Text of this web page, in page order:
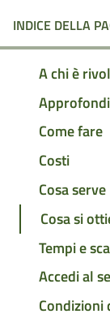
INDICE DELLA
A chi è
Come fare
Costi
Cosa serve
Cosa si
Tempi e
Accedi al
Condizioni